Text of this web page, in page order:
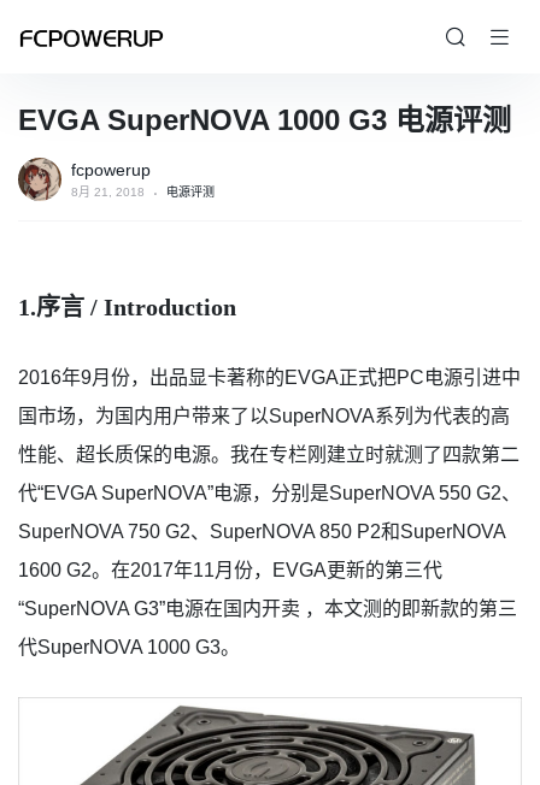
EVGA SuperNOVA 1000 G3 电源评测
fcpowerup
8月 21, 2018 电源评测
1.序言 / Introduction
2016年9月份，出品显卡著称的EVGA正式把PC电源引进中
国市场，为国内用户带来了以SuperNOVA系列为代表的高
性能、超长质保的电源。我在专栏刚建立时就测了四款第二
代“EVGA SuperNOVA”电源，分别是SuperNOVA 550 G2、
SuperNOVA 750 G2、SuperNOVA 850 P2和SuperNOVA
1600 G2。在2017年11月份，EVGA更新的第三代
“SuperNOVA G3”电源在国内开卖 ，本文测的即新款的第三
代SuperNOVA 1000 G3。